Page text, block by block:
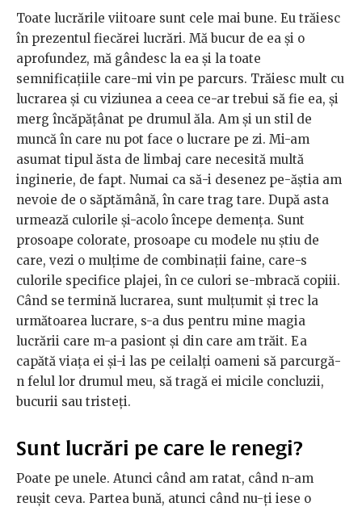
Toate lucrările viitoare sunt cele mai bune. Eu trăiesc
în prezentul fiecărei lucrări. Mă bucur de ea și o
aprofundez, mă gândesc la ea și la toate
semnificațiile care-mi vin pe parcurs. Trăiesc mult cu
lucrarea și cu viziunea a ceea ce-ar trebui să fie ea, și
merg încăpățânat pe drumul ăla. Am și un stil de
muncă în care nu pot face o lucrare pe zi. Mi-am
asumat tipul ăsta de limbaj care necesită multă
inginerie, de fapt. Numai ca să-i desenez pe-ăștia am
nevoie de o săptămână, în care trag tare. După asta
urmează culorile și-acolo începe demența. Sunt
prosoape colorate, prosoape cu modele nu știu de
care, vezi o mulțime de combinații faine, care-s
culorile specifice plajei, în ce culori se-mbracă copiii.
Când se termină lucrarea, sunt mulțumit și trec la
următoarea lucrare, s-a dus pentru mine magia
lucrării care m-a pasiont și din care am trăit. Ea
capătă viața ei și-i las pe ceilalți oameni să parcurgă-
n felul lor drumul meu, să tragă ei micile concluzii,
bucurii sau tristeți.
Sunt lucrări pe care le renegi?
Poate pe unele. Atunci când am ratat, când n-am
reușit ceva. Partea bună, atunci când nu-ți iese o